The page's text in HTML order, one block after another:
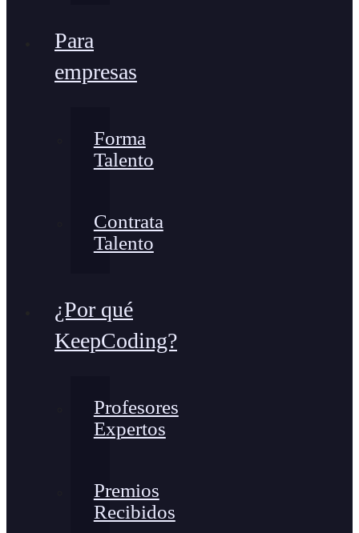
Para
empresas
Forma
Talento
Contrata
Talento
¿Por qué
KeepCoding?
Profesores
Expertos
Premios
Recibidos